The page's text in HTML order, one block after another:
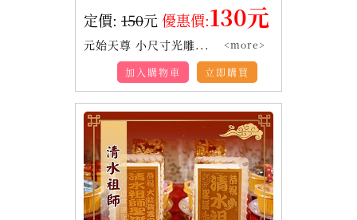
定價: 150元 優惠價:130元
元始天尊 小尺寸光雕... <more>
立即購買
加入購物車